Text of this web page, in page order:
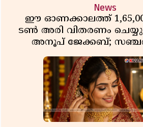
News
ഈ ഓണക്കാലത്ത്
ടൺ അരി വിതരണം
അനൂപ് ജേക്കബ്;
റേഷൻ കടകൾക്ക്